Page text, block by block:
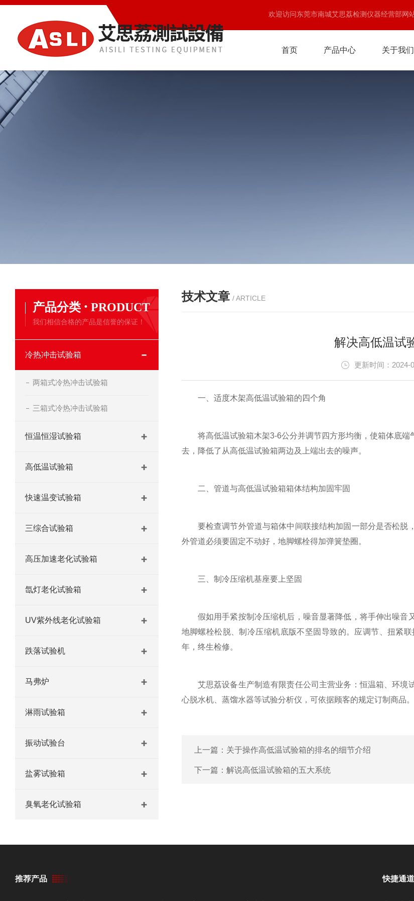
欢迎访问东莞市南城艾思荔检测仪器经营部网
首页 产品中心 关于我们
产品分类 · PRODUCT
我们相信合格的产品是信誉的保证！
冷热冲击试验箱
两箱式冷热冲击试验箱
三箱式冷热冲击试验箱
恒温恒湿试验箱
高低温试验箱
快速温变试验箱
三综合试验箱
高压加速老化试验箱
氙灯老化试验箱
UV紫外线老化试验箱
跌落试验机
马弗炉
淋雨试验箱
振动试验台
盐雾试验箱
臭氧老化试验箱
技术文章 / ARTICLE
解决高低温试
更新时间：
一、适度木架高低温试验箱的四个角
将高低温试验箱木架3-6公分并调节四方形均衡，使箱体底端
去，降低了从高低温试验箱两边及上端出去的噪声。
二、管道与高低温试验箱箱体结构加固牢固
要检查调节外管道与箱体中间联接结构加固一部分是否松脱
外管道必须要固定不动好，地脚螺栓得加弹簧垫圈。
三、制冷压缩机基座要上坚固
假如用手紧按制冷压缩机后，噪音显著降低，将手伸出噪音
地脚螺栓松脱、制冷压缩机底版不坚固导致的。应调节、扭紧
年，终生检修。
艾思荔设备生产制造有限责任公司主营业务：恒温箱、环境
心脱水机、蒸馏水器等试验分析仪，可依据顾客的规定订制商品。
上一篇： 关于操作高低温试验箱的排名的细节介绍
下一篇： 解说高低温试验箱的五大系统
推荐产品 快捷通道